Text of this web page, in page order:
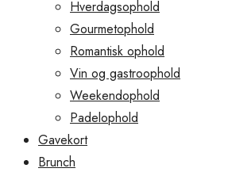
Hverdagsophold
Gourmetophold
Romantisk ophold
Vin og gastroophold
Weekendophold
Padelophold
Gavekort
Brunch